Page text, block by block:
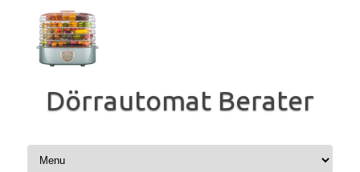
Inhalt
springen
Dörrautomat Berater